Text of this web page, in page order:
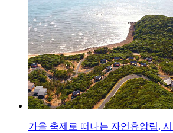
가을 축제로 떠나는 자연휴양림,